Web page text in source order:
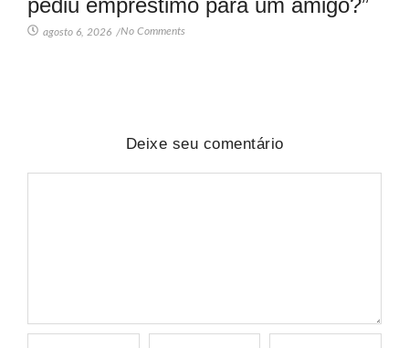
pediu empréstimo para um amigo?”
agosto 6, 2026 /No Comments
Deixe seu comentário